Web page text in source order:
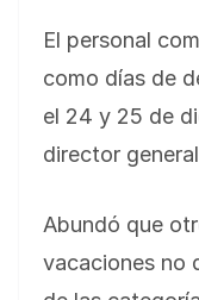
El personal
como días de
el 24 y 25 de
director
Abundó que
vacaciones no